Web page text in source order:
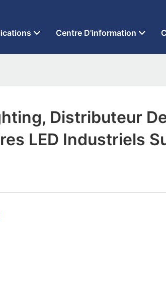
Centre D'information
Distributeur
LED Industriels